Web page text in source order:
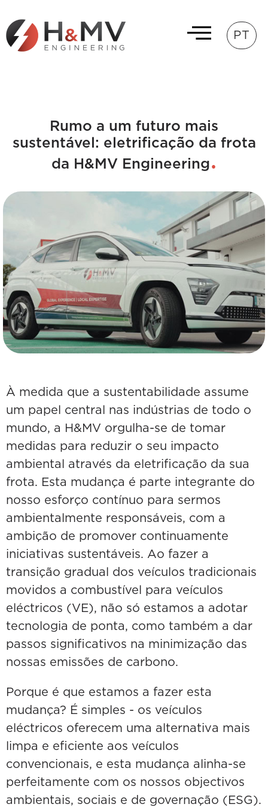
PT
Rumo a um futuro mais
sustentável: eletrificação da frota
da H&MV Engineering
À medida que a sustentabilidade assume
um papel central nas indústrias de todo o
mundo, a H&MV orgulha-se de tomar
medidas para reduzir o seu impacto
ambiental através da eletrificação da sua
frota. Esta mudança é parte integrante do
nosso esforço contínuo para sermos
ambientalmente responsáveis, com a
ambição de promover continuamente
iniciativas sustentáveis. Ao fazer a
transição gradual dos veículos tradicionais
movidos a combustível para veículos
eléctricos (VE), não só estamos a adotar
tecnologia de ponta, como também a dar
passos significativos na minimização das
nossas emissões de carbono.
Porque é que estamos a fazer esta
mudança? É simples - os veículos
eléctricos oferecem uma alternativa mais
limpa e eficiente aos veículos
convencionais, e esta mudança alinha-se
perfeitamente com os nossos objectivos
ambientais, sociais e de governação (ESG).